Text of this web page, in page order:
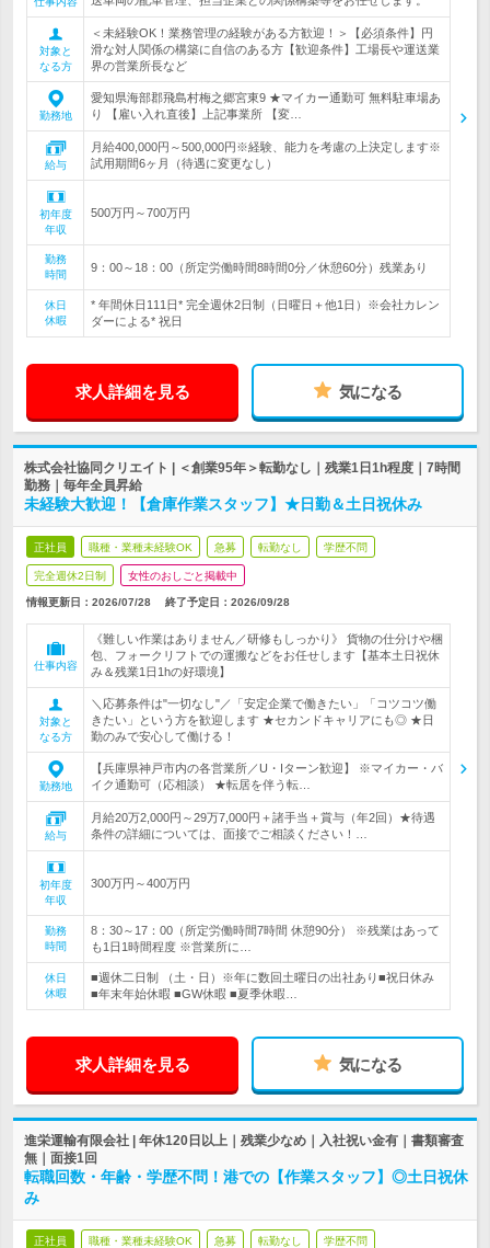
対象と
なる方
＜未経験OK！業務管理の経験がある方歓迎！＞【必須条件】円
滑な対人関係の構築に自信のある方【歓迎条件】工場長や運送業
界の営業所長など
勤務地
愛知県海部郡飛島村梅之郷宮東9 ★マイカー通勤可 無料駐車場あ
り 【雇い入れ直後】上記事業所 【変…
給与
月給400,000円～500,000円※経験、能力を考慮の上決定します※
試用期間6ヶ月（待遇に変更なし）
初年度
年収
500万円～700万円
勤務
時間
9：00～18：00（所定労働時間8時間0分／休憩60分）残業あり
休日
休暇
* 年間休日111日* 完全週休2日制（日曜日＋他1日）※会社カレン
ダーによる* 祝日
求人詳細を見る 気になる
株式会社協同クリエイト | ＜創業95年＞転勤なし｜残業1日1h程度｜7時間
勤務｜毎年全員昇給
未経験大歓迎！【倉庫作業スタッフ】★日勤＆土日祝休み
正社員 職種・業種未経験OK 急募 転勤なし 学歴不問
完全週休2日制 女性のおしごと掲載中
情報更新日：2026/07/28 終了予定日： 2026/09/28
仕事内容
《難しい作業はありません／研修もしっかり》 貨物の仕分けや梱
包、フォークリフトでの運搬などをお任せします【基本土日祝休
み＆残業1日1hの好環境】
対象と
なる方
＼応募条件は"一切なし"／「安定企業で働きたい」「コツコツ働
きたい」という方を歓迎します ★セカンドキャリアにも◎ ★日
勤のみで安心して働ける！
勤務地
【兵庫県神戸市内の各営業所／U・Iターン歓迎】 ※マイカー・バ
イク通勤可（応相談） ★転居を伴う転…
給与
月給20万2,000円～29万7,000円＋諸手当＋賞与（年2回）★待遇
条件の詳細については、面接でご相談ください！…
初年度
年収
300万円～400万円
勤務
時間
8：30～17：00（所定労働時間7時間 休憩90分） ※残業はあって
も1日1時間程度 ※営業所に…
休日
休暇
■週休二日制 （土・日）※年に数回土曜日の出社あり■祝日休み
■年末年始休暇 ■GW休暇 ■夏季休暇…
求人詳細を見る 気になる
進栄運輸有限会社 | 年休120日以上｜残業少なめ｜入社祝い金有｜書類審査
無｜面接1回
転職回数・年齢・学歴不問！港での【作業スタッフ】◎土日祝休
み
正社員 職種・業種未経験OK 急募 転勤なし 学歴不問